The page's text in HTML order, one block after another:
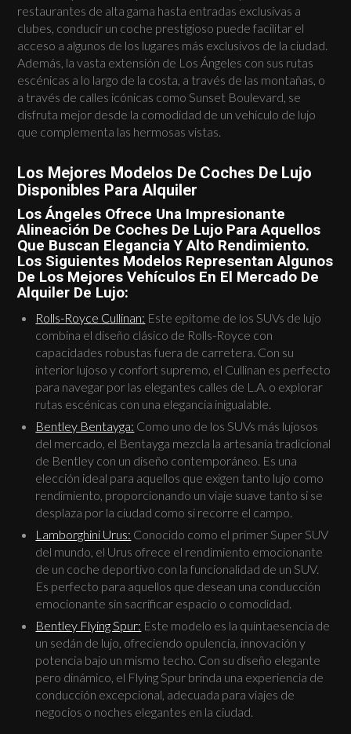
restaurantes de alta gama hasta entradas exclusivas a
clubes, conducir un coche prestigioso puede facilitar el
acceso a algunos de los lugares más exclusivos de la ciudad.
Además, la vasta extensión de Los Ángeles con sus rutas
escénicas a lo largo de la costa, a través de las montañas, o
a través de calles icónicas como Sunset Boulevard, se
disfruta mejor desde la comodidad de un vehículo de lujo
que complementa las hermosas vistas.
Los Mejores Modelos De Coches De Lujo
Disponibles Para Alquiler
Los Ángeles Ofrece Una Impresionante
Alineación De Coches De Lujo Para Aquellos
Que Buscan Elegancia Y Alto Rendimiento.
Los Siguientes Modelos Representan Algunos
De Los Mejores Vehículos En El Mercado De
Alquiler De Lujo:
Rolls-Royce Cullinan: Este epítome de los SUVs de lujo
combina el diseño clásico de Rolls-Royce con
capacidades robustas fuera de carretera. Con su
interior lujoso y confort supremo, el Cullinan es perfecto
para navegar por las elegantes calles de L.A. o explorar
rutas escénicas con una elegancia inigualable.
Bentley Bentayga: Como uno de los SUVs más lujosos
del mercado, el Bentayga mezcla la artesanía tradicional
de Bentley con un diseño contemporáneo. Es una
elección ideal para aquellos que exigen tanto lujo como
rendimiento, proporcionando un viaje suave tanto si se
desplaza por la ciudad como si recorre el campo.
Lamborghini Urus: Conocido como el primer Super SUV
del mundo, el Urus ofrece el rendimiento emocionante
de un coche deportivo con la funcionalidad de un SUV.
Es perfecto para aquellos que desean una conducción
emocionante sin sacrificar espacio o comodidad.
Bentley Flying Spur: Este modelo es la quintaesencia de
un sedán de lujo, ofreciendo opulencia, innovación y
potencia bajo un mismo techo. Con su diseño elegante
pero dinámico, el Flying Spur brinda una experiencia de
conducción excepcional, adecuada para viajes de
negocios o noches elegantes en la ciudad.